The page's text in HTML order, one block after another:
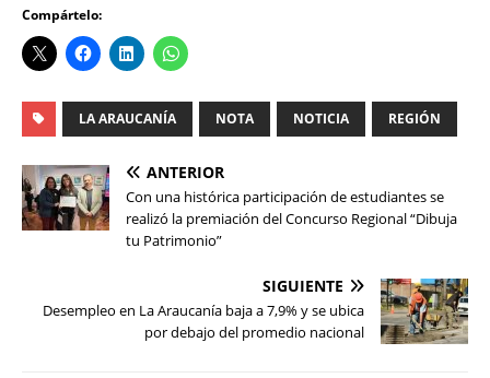
Compártelo:
LA ARAUCANÍA NOTA NOTICIA REGIÓN
ANTERIOR
Con una histórica participación de estudiantes se
realizó la premiación del Concurso Regional “Dibuja
tu Patrimonio”
SIGUIENTE
Desempleo en La Araucanía baja a 7,9% y se ubica
por debajo del promedio nacional